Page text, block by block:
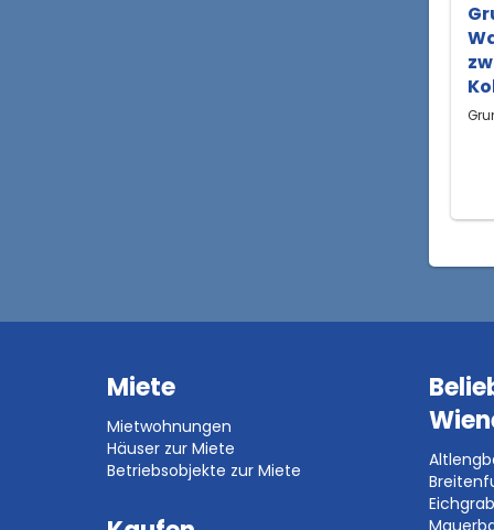
Miete
Mietwohnungen
Häuser zur Miete
Betriebsobjekte zur Miete